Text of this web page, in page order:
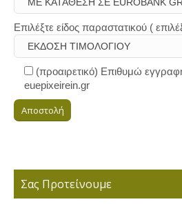
Επιλέξτε είδος παραστατικού (
(προαιρετικό) Επιθυμώ
euepixeirein.gr
Σας Προτείνουμε